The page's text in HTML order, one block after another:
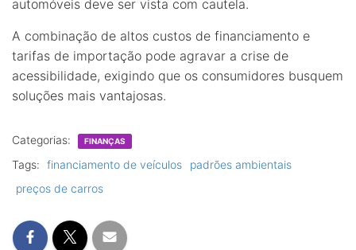
automóveis deve ser vista com cautela.
A combinação de altos custos de financiamento e
tarifas de importação pode agravar a crise de
acessibilidade, exigindo que os consumidores busquem
soluções mais vantajosas.
Categorias: FINANÇAS
Tags: financiamento de veículos
padrões ambientais
preços de carros